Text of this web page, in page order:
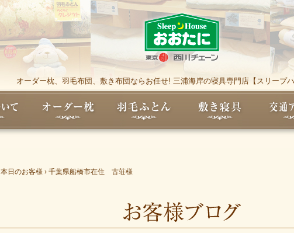
オーダー枕、羽毛布団、敷き布団ならお任せ! 三浦海岸の寝具専門店【スリープハ
本日のお客様 › 千葉県船橋市在住 古荘様